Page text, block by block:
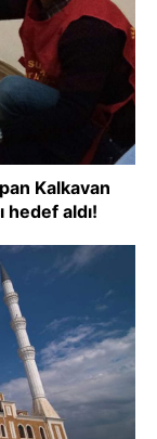
Kalkavan
hedef aldı!